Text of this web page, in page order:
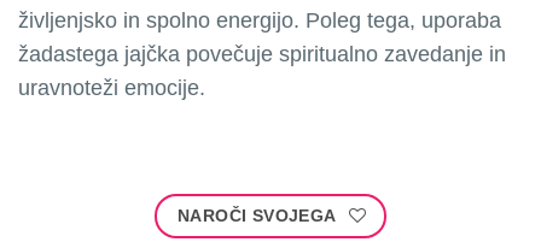
življenjsko in spolno energijo. Poleg tega, uporaba
žadastega jajčka povečuje spiritualno zavedanje in
uravnoteži emocije.
NAROČI SVOJEGA